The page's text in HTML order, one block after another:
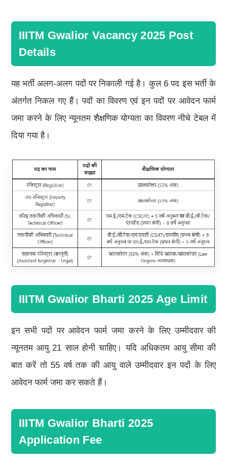
IIITM Gwalior Vacancy 2025 Post
Details
यह भर्ती अलग-अलग पदों पर निकाली गई है। कुल 6 पद इस भर्ती के
अंतर्गत निकल गए हैं। पदों का विवरण एवं इन पदों पर आवेदन फार्म
जमा करने के लिए न्यूनतम शैक्षणिक योग्यता का विवरण नीचे टेबल में
दिया गया है।
IIITM Gwalior Bharti 2025 Age Limit
इन सभी पदों पर आवेदन फार्म जमा करने के लिए उम्मीदवार की
न्यूनतम आयु 21 साल होनी चाहिए। यदि अधिकतम आयु सीमा की
बात करें तो 55 वर्ष तक की आयु वाले उम्मीदवार इन पदों के लिए
आवेदन फार्म जमा कर सकते हैं।
IIITM Gwalior Bharti 2025
Application Fee